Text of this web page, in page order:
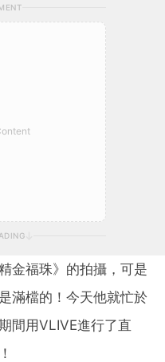
金福珠》的拍攝，可是
滿檔的！今天他就忙於
間用VLIVE進行了直